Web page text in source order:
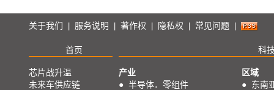
关于我们 服务说明 著作权 隐私权 常见问题
首页 科
芯片战升温
未来车供应链
产业
● 半导体．零组件
区域
● 东南